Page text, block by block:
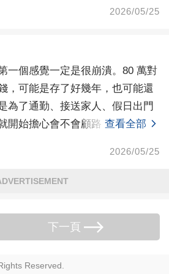
2026/05/25
一個感覺一定是很崩潰。80 萬對
，可能是存了好幾年，也可能還
為了通勤、接送家人、假日出門
開始擔心會不會顧路，這種心理
查看全部
2026/05/25
下一頁
Reserved.